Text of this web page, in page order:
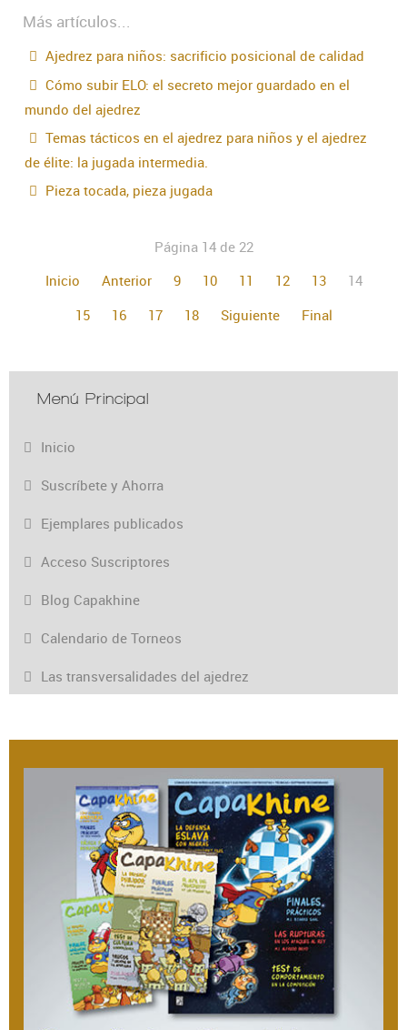
Más artículos...
Ajedrez para niños: sacrificio posicional de calidad
Cómo subir ELO: el secreto mejor guardado en el
mundo del ajedrez
Temas tácticos en el ajedrez para niños y el ajedrez
de élite: la jugada intermedia.
Pieza tocada, pieza jugada
Página 14 de 22
Inicio
Anterior 9 10 11 12 13
14
15
16 17 18 Siguiente Final
Menú Principal
Inicio
Suscríbete y Ahorra
Ejemplares publicados
Acceso Suscriptores
Blog Capakhine
Calendario de Torneos
Las transversalidades del ajedrez